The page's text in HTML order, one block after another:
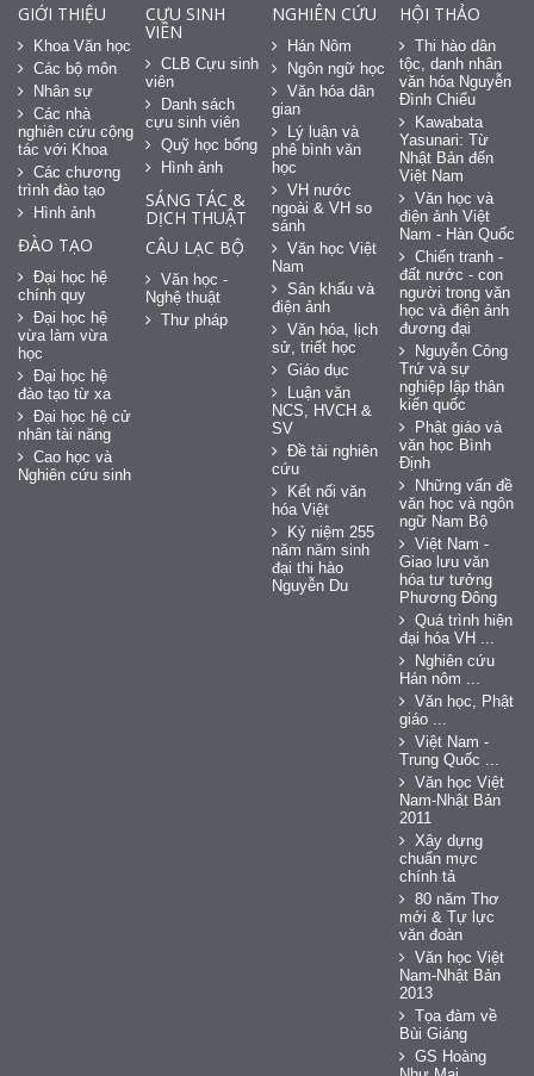
GIỚI THIỆU
Khoa Văn học
Các bộ môn
Nhân sự
Các nhà
nghiên cứu cộng
tác với Khoa
Các chương
trình đào tạo
Hình ảnh
ĐÀO TẠO
Đại học hệ
chính quy
Đại học hệ
vừa làm vừa
học
Đại học hệ
đào tạo từ xa
Đại học hệ cử
nhân tài năng
Cao học và
Nghiên cứu sinh
CỰU SINH
VIÊN
CLB Cựu sinh
viên
Danh sách
cựu sinh viên
Quỹ học bổng
Hình ảnh
SÁNG TÁC &
DỊCH THUẬT
CÂU LẠC BỘ
Văn học -
Nghệ thuật
Thư pháp
NGHIÊN CỨU
Hán Nôm
Ngôn ngữ học
Văn hóa dân
gian
Lý luận và
phê bình văn
học
VH nước
ngoài & VH so
sánh
Văn học Việt
Nam
Sân khấu và
điện ảnh
Văn hóa, lịch
sử, triết học
Giáo dục
Luận văn
NCS, HVCH &
SV
Đề tài nghiên
cứu
Kết nối văn
hóa Việt
Kỷ niệm 255
năm năm sinh
đại thi hào
Nguyễn Du
HỘI THẢO
Thi hào dân
tộc, danh nhân
văn hóa Nguyễn
Đình Chiểu
Kawabata
Yasunari: Từ
Nhật Bản đến
Việt Nam
Văn học và
điện ảnh Việt
Nam - Hàn Quốc
Chiến tranh -
đất nước - con
người trong văn
học và điện ảnh
đương đại
Nguyễn Công
Trứ và sự
nghiệp lập thân
kiến quốc
Phật giáo và
văn học Bình
Định
Những vấn đề
văn học và ngôn
ngữ Nam Bộ
Việt Nam -
Giao lưu văn
hóa tư tưởng
Phương Đông
Quá trình hiện
đại hóa VH ...
Nghiên cứu
Hán nôm ...
Văn học, Phật
giáo ...
Việt Nam -
Trung Quốc ...
Văn học Việt
Nam-Nhật Bản
2011
Xây dựng
chuẩn mực
chính tả
80 năm Thơ
mới & Tự lực
văn đoàn
Văn học Việt
Nam-Nhật Bản
2013
Tọa đàm về
Bùi Giáng
GS Hoàng